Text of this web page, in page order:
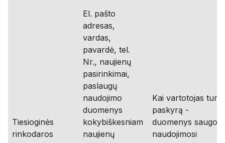
Tiesioginės
rinkodaros
El. pašto
adresas,
vardas,
pavardė, tel.
Nr., naujienų
pasirinkimai,
paslaugų
naudojimo
duomenys
kokybiškesniam
naujienų
Kai vartotojas turi
paskyrą -
duomenys
naudojimosi